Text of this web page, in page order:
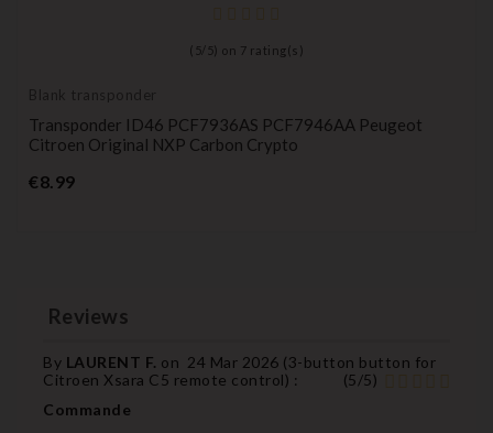
( 5/ 5) on 7 rating(s)
Blank transponder
Transponder ID46 PCF7936AS PCF7946AA Peugeot
Citroen Original NXP Carbon Crypto
€8.99Price
Reviews
By LAURENT F. on 24 Mar 2026 (3-button button for
Citroen Xsara C5 remote control) : (5/5)
Commande